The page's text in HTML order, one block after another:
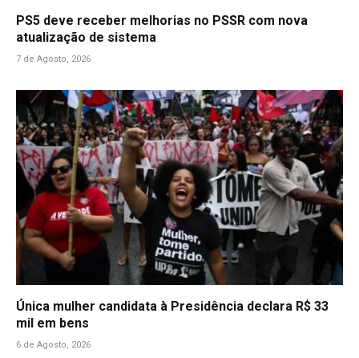
PS5 deve receber melhorias no PSSR com nova
atualização de sistema
7 de Agosto, 2026
Única mulher candidata à Presidência declara R$ 33
mil em bens
6 de Agosto, 2026